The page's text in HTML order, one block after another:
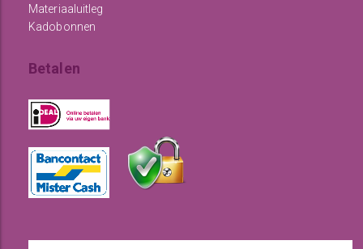
Materiaaluitleg
Kadobonnen
Betalen